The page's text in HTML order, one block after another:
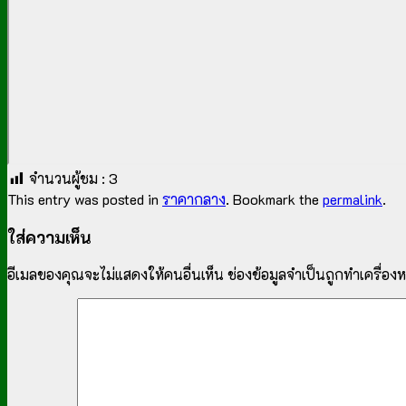
จำนวนผู้ชม : 3
This entry was posted in ราคากลาง. Bookmark the permalink.
ใส่ความเห็น
อีเมลของคุณจะไม่แสดงให้คนอื่นเห็น ช่องข้อมูลจำเป็นถูกทำเครื่อง